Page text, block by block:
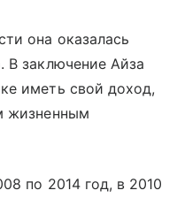
она оказалась
заключение Айза
иметь свой доход,
жизненным
по 2014 год, в 2010